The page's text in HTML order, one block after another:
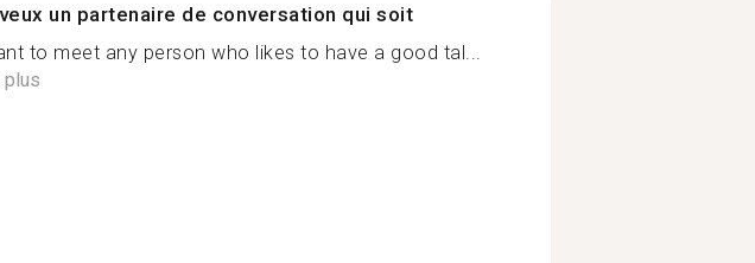
un partenaire de conversation qui soit
to meet any person who likes to have a good tal...
plus